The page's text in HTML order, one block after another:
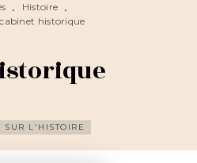
• Histoire •
historique
SUR L'HISTOIRE